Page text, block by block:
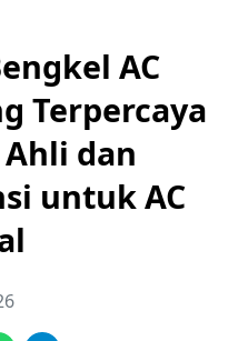
AC
Terpercaya
dan
untuk AC